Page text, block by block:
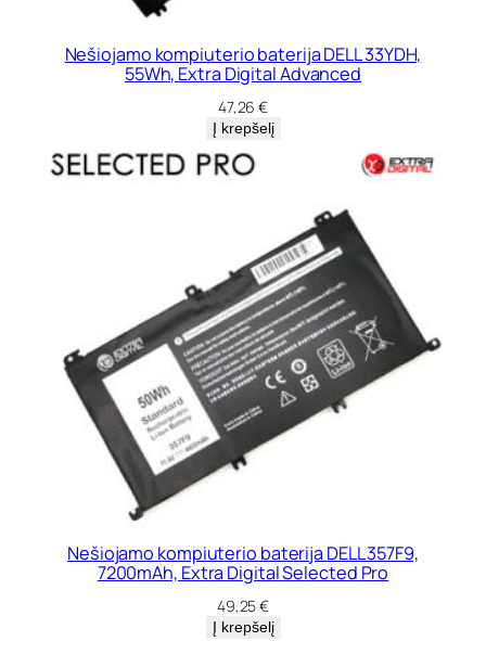
Nešiojamo kompiuterio baterija DELL 33YDH,
55Wh, Extra Digital Advanced
47,26€
Į krepšelį
Nešiojamo kompiuterio baterija DELL 357F9,
7200mAh, Extra Digital Selected Pro
49,25€
Į krepšelį